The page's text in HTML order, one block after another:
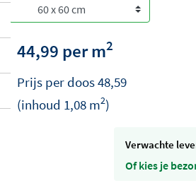
44,99 per m2
Prijs per doos48,59
(inhoud 1,08 m2)
Verwachte
Of kies je